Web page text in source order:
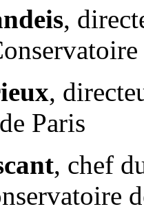
,
,
Paris
, chef